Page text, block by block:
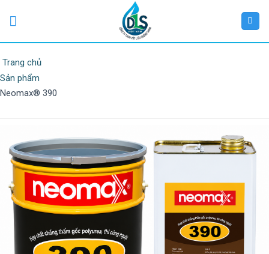
Trang chủ
Sản phẩm
Neomax® 390